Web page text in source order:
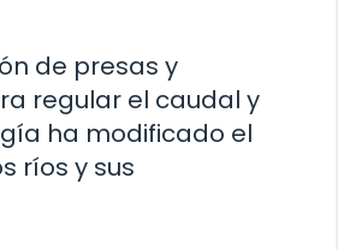
de presas y
regular el caudal y
ha modificado el
ríos y sus